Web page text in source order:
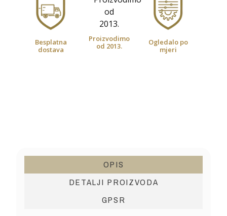
Besplatna
dostava
Proizvodimo
od 2013.
Ogledalo po
mjeri
OPIS
DETALJI PROIZVODA
GPSR